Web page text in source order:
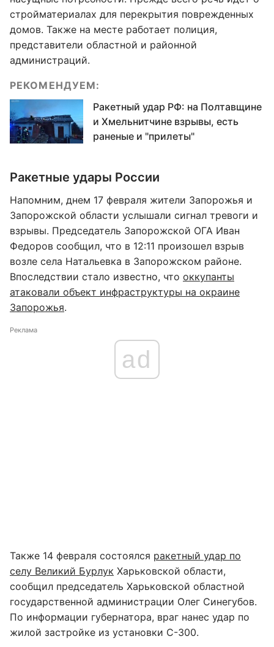
стройматериалах для перекрытия поврежденных
домов. Также на месте работает полиция,
представители областной и районной
администраций.
РЕКОМЕНДУЕМ:
Ракетный удар РФ: на Полтавщине
и Хмельнитчине взрывы, есть
раненые и "прилеты"
Ракетные удары России
Напомним, днем 17 февраля жители Запорожья и
Запорожской области услышали сигнал тревоги и
взрывы. Председатель Запорожской ОГА Иван
Федоров сообщил, что в 12:11 произошел взрыв
возле села Натальевка в Запорожском районе.
Впоследствии стало известно, что оккупанты
атаковали объект инфраструктуры на окраине
Запорожья.
Реклама
ad
Также 14 февраля состоялся ракетный удар по
селу Великий Бурлук Харьковской области,
сообщил председатель Харьковской областной
государственной администрации Олег Синегубов.
По информации губернатора, враг нанес удар по
жилой застройке из установки С-300.